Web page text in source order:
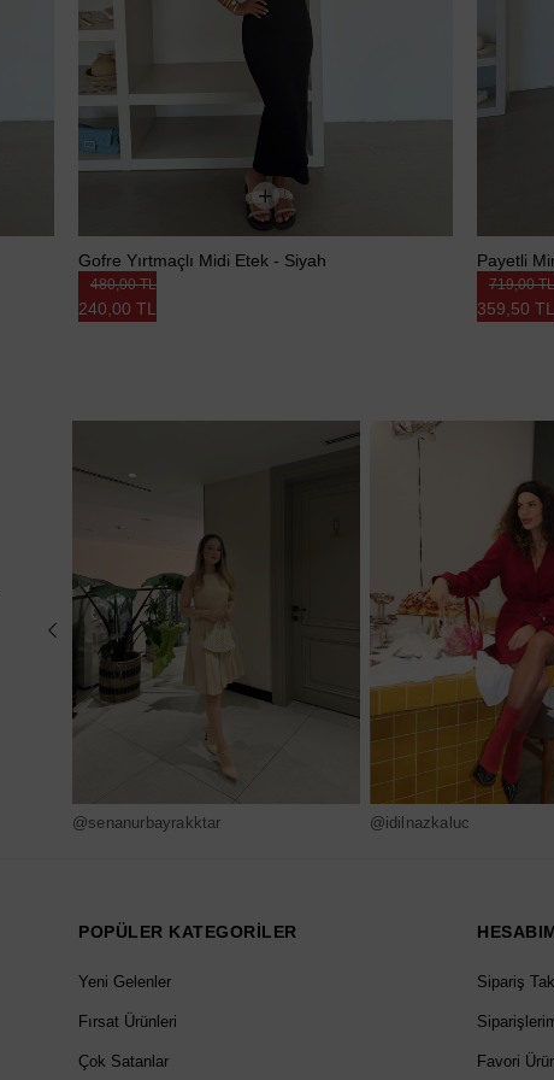
Gofre Yırtmaçlı Midi Etek - Siyah
240,00 TL
480,00 TL
Payetli
359,50 TL
719,00 TL
@senanurbayrakktar @idilnazkaluc
POPÜLER KATEGORİLER
Yeni Gelenler
Fırsat Ürünleri
Çok Satanlar
Sipariş
Favori